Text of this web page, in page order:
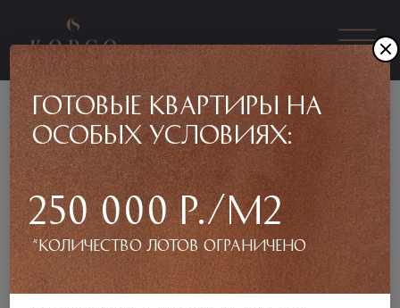
Вернуться назад
Дом 3, Блок-секция 5, Подъезд 2,
Этаж 7, Квартира 125
готовые квартиры на
особых условиях:
250 000 Р./м2
*количество лотов ограничено